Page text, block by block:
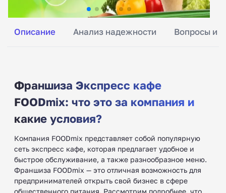
Описание Анализ надежности Вопросы и
Франшиза Экспресс кафе
FOODmix: что это за компания и
какие условия?
Компания FOODmix представляет собой популярную
сеть экспресс кафе, которая предлагает удобное и
быстрое обслуживание, а также разнообразное меню.
Франшиза FOODmix — это отличная возможность для
предпринимателей открыть свой бизнес в сфере
общественного питания. Рассмотрим подробнее, что